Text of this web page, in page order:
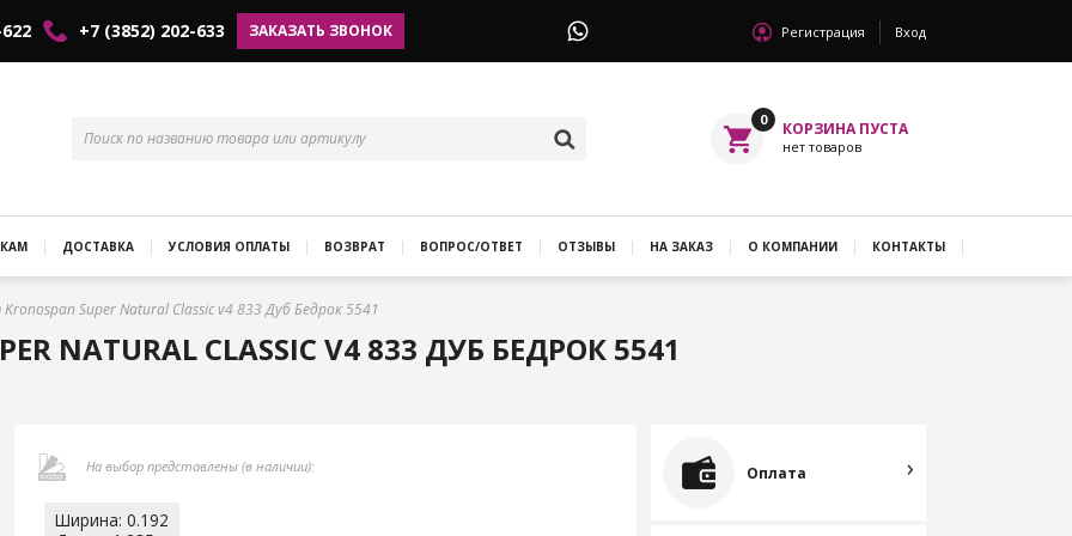
+7 (3852) 202-633 ЗАКАЗАТЬ ЗВОНОК Регистрация Вход
0
ДОСТАВКА УСЛОВИЯ ОПЛАТЫ ВОЗВРАТ ВОПРОС/ОТВЕТ ОТЗЫВЫ НА ЗАКАЗ О КОМПАНИИ КОНТАКТЫ
Super Natural Classic v4 833 Дуб Бедрок 5541
NATURAL CLASSIC V4 833 ДУБ БЕДРОК 5541
На выбор представлены (в наличии):
Ширина: 0.192
Оплата